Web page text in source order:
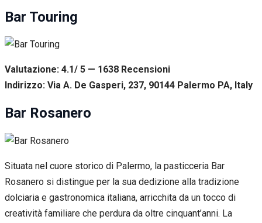
Bar Touring
Valutazione: 4.1/ 5 — 1638 Recensioni
Indirizzo: Via A. De Gasperi, 237, 90144 Palermo PA, Italy
Bar Rosanero
Situata nel cuore storico di Palermo, la pasticceria Bar
Rosanero si distingue per la sua dedizione alla tradizione
dolciaria e gastronomica italiana, arricchita da un tocco di
creatività familiare che perdura da oltre cinquant’anni. La